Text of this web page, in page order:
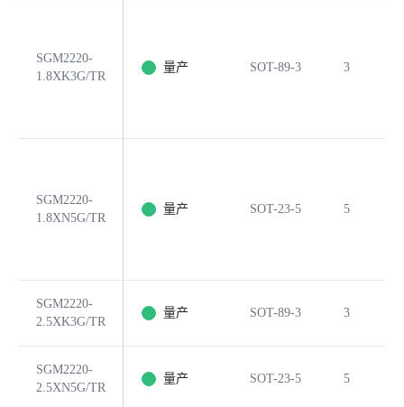
SGM2220-
1.8XK3G/TR
量产 SOT-89-3 3
SGM2220-
1.8XN5G/TR
量产 SOT-23-5 5
SGM2220-
2.5XK3G/TR
量产 SOT-89-3 3
SGM2220-
2.5XN5G/TR
量产 SOT-23-5 5